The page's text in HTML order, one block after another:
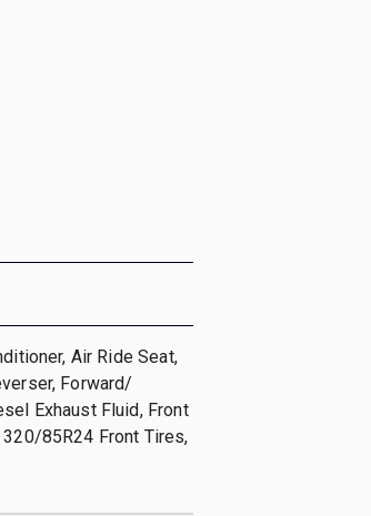
Air Ride Seat,
Forward/
Exhaust Fluid, Front
85R24 Front Tires,